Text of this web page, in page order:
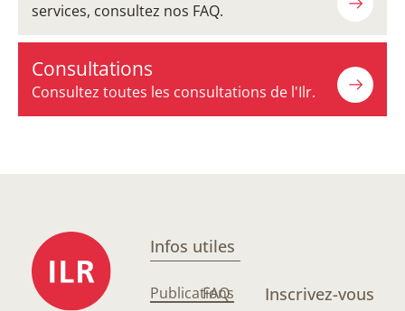
services, consultez nos FAQ.
Consultations
Consultez toutes les consultations de l'Ilr.
Infos utiles
Publications
FAQ Inscrivez-vous